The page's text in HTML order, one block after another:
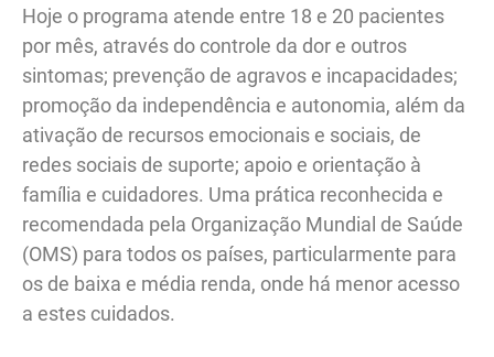
Hoje o programa atende entre 18 e 20 pacientes
por mês, através do controle da dor e outros
sintomas; prevenção de agravos e incapacidades;
promoção da independência e autonomia, além da
ativação de recursos emocionais e sociais, de
redes sociais de suporte; apoio e orientação à
família e cuidadores. Uma prática reconhecida e
recomendada pela Organização Mundial de Saúde
(OMS) para todos os países, particularmente para
os de baixa e média renda, onde há menor acesso
a estes cuidados.